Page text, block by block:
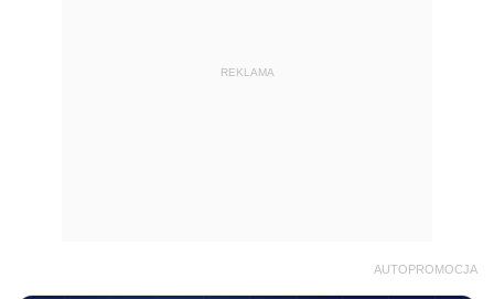
REKLAMA
AUTOPROMOCJA